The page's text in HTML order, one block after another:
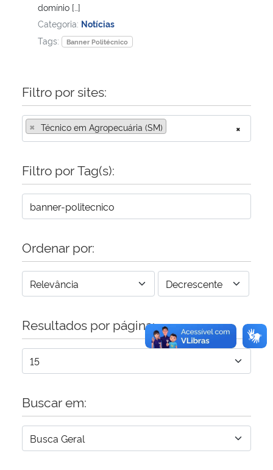
Ministério do Turismo
Ministério do Desenvolvimento Regional
Secretaria-Geral
Secretaria de Governo
Gabinete de Segurança Institucional
Banco Central do Brasil
domínio […]
Categoria: Notícias
Tags:
Banner Politécnico
Filtro por sites:
×
× Técnico em Agropecuária (SM)
Filtro por Tag(s):
Ordenar por:
Resultados por página:
Buscar em: